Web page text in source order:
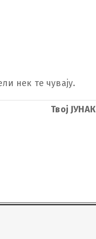
нек те чувају.
Твој ЈУНАК